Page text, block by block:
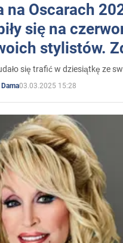
na Oscarach
się na
stylistów.
się trafić w dziesiątkę ze
Dama03.03.2025 15:28